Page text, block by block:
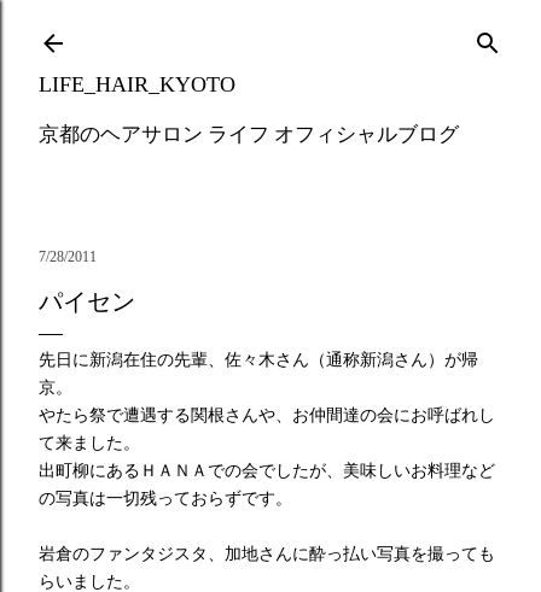
LIFE_HAIR_KYOTO
京都のヘアサロン ライフ オフィシャルブログ
7/28/2011
パイセン
先日に新潟在住の先輩、佐々木さん（通称新潟さん）が帰
京。
やたら祭で遭遇する関根さんや、お仲間達の会にお呼ばれし
て来ました。
出町柳にあるＨＡＮＡでの会でしたが、美味しいお料理など
の写真は一切残っておらずです。
岩倉のファンタジスタ、加地さんに酔っ払い写真を撮っても
らいました。